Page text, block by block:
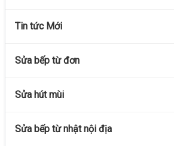
Tin tức Mới
Sửa bếp từ đơn
Sửa hút mùi
Sửa bếp từ nhật nội địa